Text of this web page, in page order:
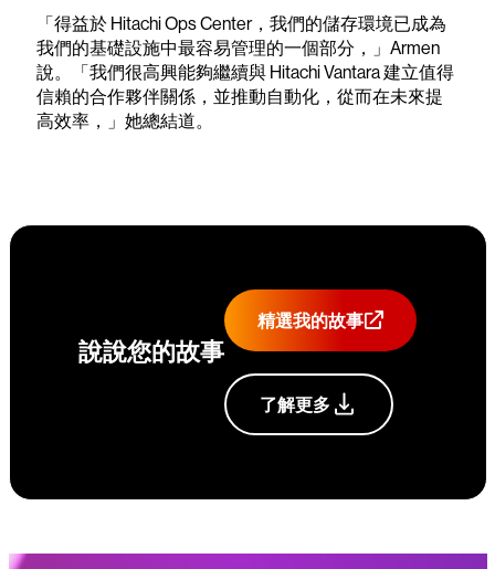
「得益於 Hitachi Ops Center，我們的儲存環境已成為
我們的基礎設施中最容易管理的一個部分，」Armen
說。「我們很高興能夠繼續與 Hitachi Vantara 建立值得
信賴的合作夥伴關係，並推動自動化，從而在未來提
高效率，」她總結道。
說說您的故事
精選我的故事
了解更多